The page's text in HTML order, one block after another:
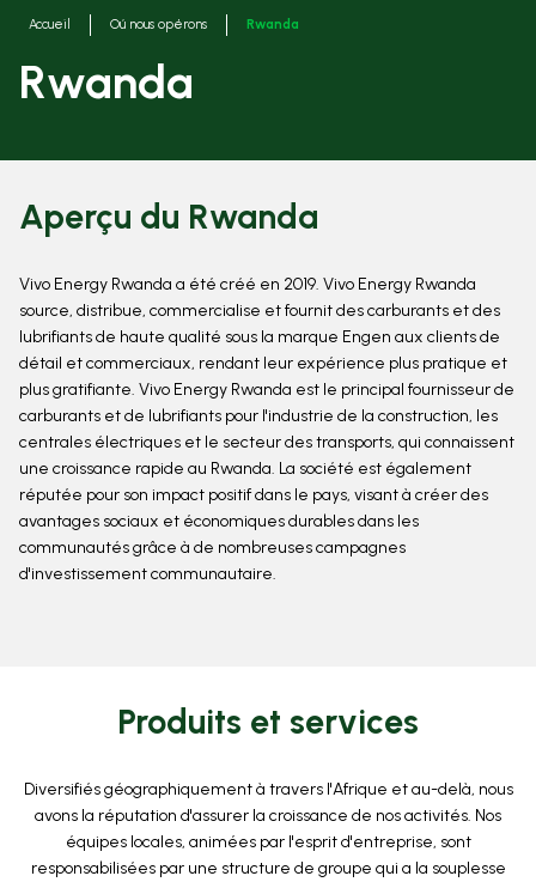
Fils
Accueil Oú nous opérons Rwanda
Rwanda
Aperçu du Rwanda
Vivo Energy Rwanda a été créé en 2019. Vivo Energy Rwanda
source, distribue, commercialise et fournit des carburants et des
lubrifiants de haute qualité sous la marque Engen aux clients de
détail et commerciaux, rendant leur expérience plus pratique et
plus gratifiante. Vivo Energy Rwanda est le principal fournisseur de
carburants et de lubrifiants pour l'industrie de la construction, les
centrales électriques et le secteur des transports, qui connaissent
une croissance rapide au Rwanda. La société est également
réputée pour son impact positif dans le pays, visant à créer des
avantages sociaux et économiques durables dans les
communautés grâce à de nombreuses campagnes
d'investissement communautaire.
Produits et services
Diversifiés géographiquement à travers l'Afrique et au-delà, nous
avons la réputation d'assurer la croissance de nos activités. Nos
équipes locales, animées par l'esprit d'entreprise, sont
responsabilisées par une structure de groupe qui a la souplesse